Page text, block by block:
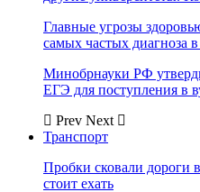
Главные угрозы
самых частых диагноза
Минобрнауки РФ
ЕГЭ для поступления в
Prev Next
Транспорт
Пробки сковали дороги
стоит ехать